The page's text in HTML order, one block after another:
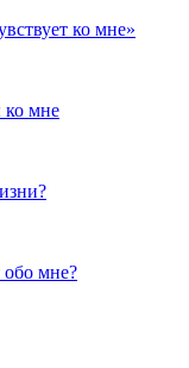
ко мне»
мне
обо мне?